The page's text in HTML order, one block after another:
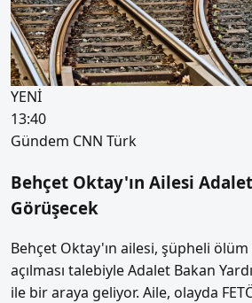
YENİ
13:40
Gündem CNN Türk
Behçet Oktay'ın Ailesi
Görüşecek
Behçet Oktay'ın ailesi, şüpheli ölüm
açılması talebiyle Adalet Bakan
ile bir araya geliyor. Aile, olayda